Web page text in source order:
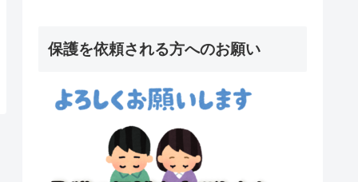
保護を依頼される方へのお願い